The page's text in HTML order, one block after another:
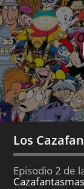
Los
Episodio 2 de